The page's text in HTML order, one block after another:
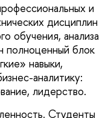
и
дисциплин
обучения, анализа
полноценный блок
навыки,
аналитику:
лидерство.
Студенты